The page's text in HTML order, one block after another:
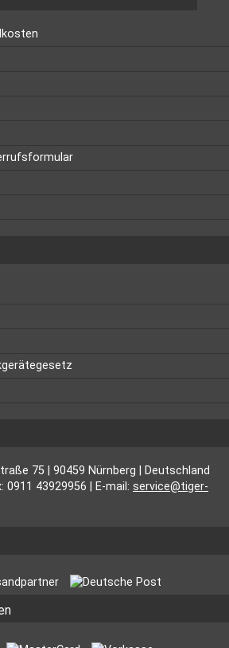
75 | 90459 Nürnberg | Deutschland
0911 43929956 | E-mail: service@tiger-